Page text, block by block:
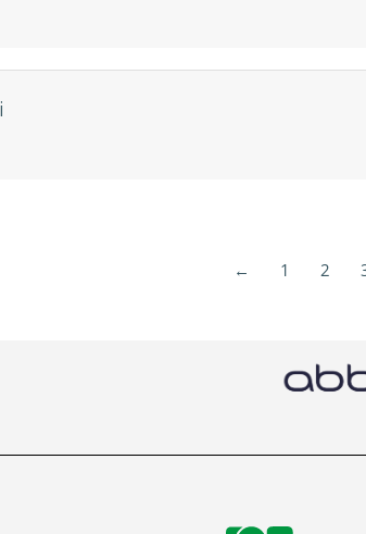
← 1 2